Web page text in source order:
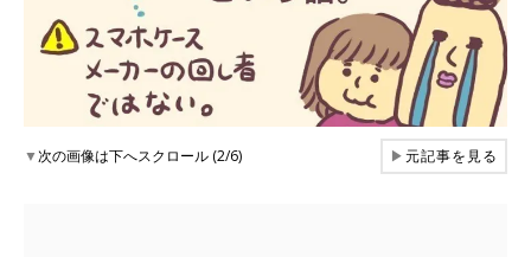
▼次の画像は下へスクロール (2/6) ▶元記事を見る